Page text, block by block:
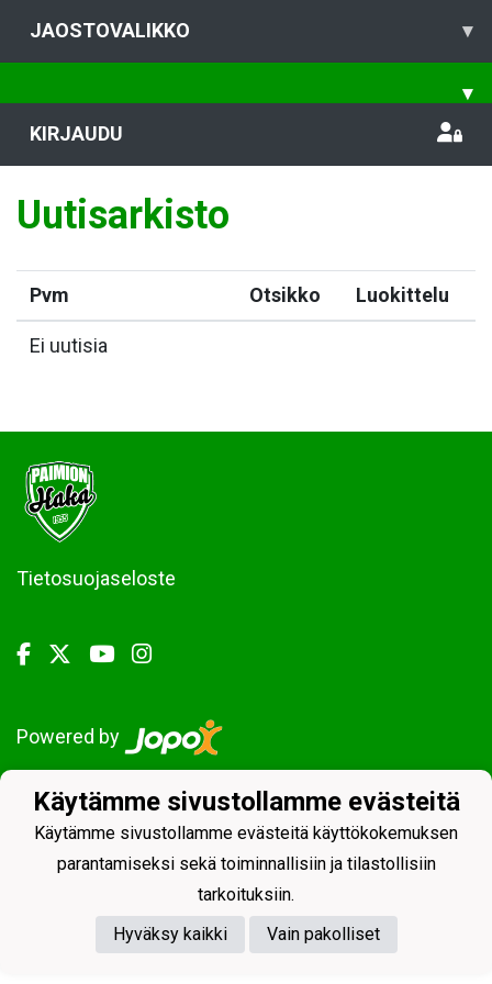
JAOSTOVALIKKO ▾
▾
KIRJAUDU
Uutisarkisto
Pvm Otsikko Luokittelu
Ei uutisia
Tietosuojaseloste
Powered by
Käytämme sivustollamme evästeitä
Käytämme sivustollamme evästeitä käyttökokemuksen
parantamiseksi sekä toiminnallisiin ja tilastollisiin
tarkoituksiin.
Hyväksy kaikki
Vain pakolliset